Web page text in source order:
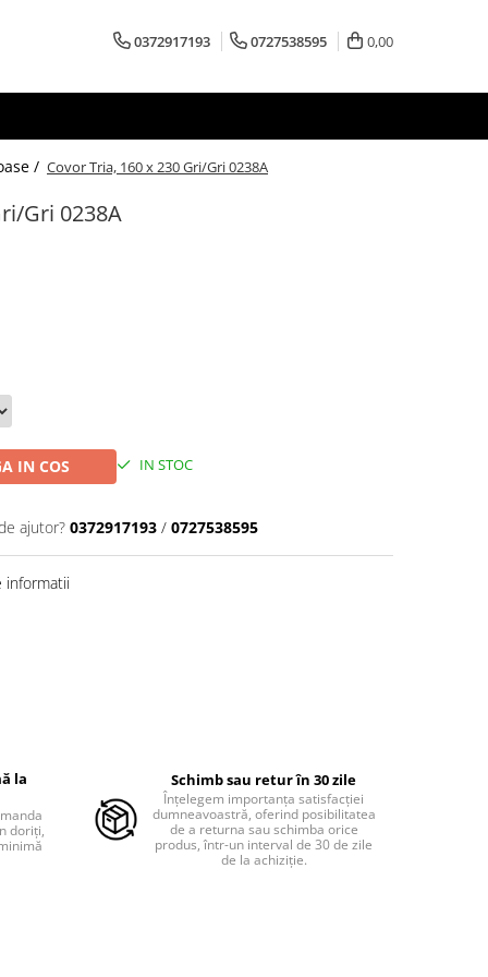
0372917193 0727538595 0,00
/ Covor Tria, 160 x 230 Gri/Gri 0238A
Gri 0238A
IN COS IN STOC
ajutor? 0372917193 / 0727538595
informatii
la
doriți,
Schimb sau retur în 30 zile
Înțelegem importanța satisfacției
dumneavoastră, oferind posibilitatea
de a returna sau schimba orice
produs, într-un interval de 30 de zile
de la achiziție.